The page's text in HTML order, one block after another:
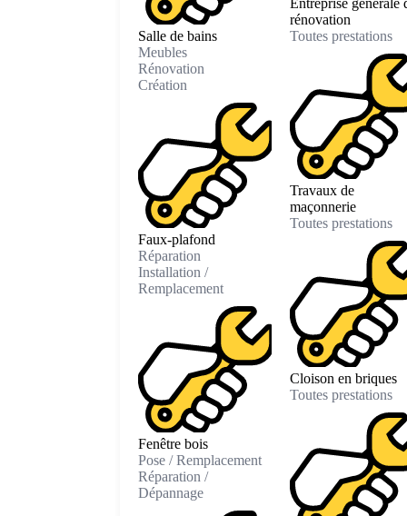
Salle de bains
Meubles
Rénovation
Création
Faux-plafond
Réparation
Installation /
Remplacement
Fenêtre bois
Pose / Remplacement
Réparation /
Dépannage
rénovation
Toutes prestations
Travaux de
maçonnerie
Toutes prestations
Cloison en briques
Toutes prestations